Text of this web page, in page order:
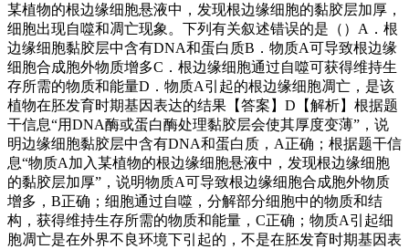
某植物的根边缘细胞悬液中，发现根边缘细胞的黏胶层加厚，
细胞出现自噬和凋亡现象。下列有关叙述错误的是（）A．根
边缘细胞黏胶层中含有DNA和蛋白质B．物质A可导致根边缘
细胞合成胞外物质增多C．根边缘细胞通过自噬可获得维持生
存所需的物质和能量D．物质A引起的根边缘细胞凋亡，是该
植物在胚发育时期基因表达的结果【答案】D【解析】根据题
干信息“用DNA酶或蛋白酶处理黏胶层会使其厚度变薄”，说
明边缘细胞黏胶层中含有DNA和蛋白质，A正确；根据题干信
息“物质A加入某植物的根边缘细胞悬液中，发现根边缘细胞
的黏胶层加厚”，说明物质A可导致根边缘细胞合成胞外物质
增多，B正确；细胞通过自噬，分解部分细胞中的物质和结
构，获得维持生存所需的物质和能量，C正确；物质A引起细
胞凋亡是在外界不良环境下引起的，不是在胚发育时期基因表